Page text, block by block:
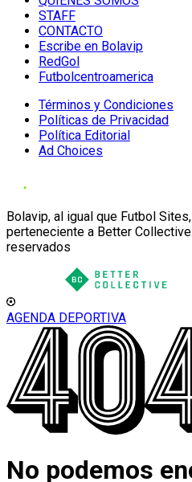
STAFF
CONTACTO
Escribe en Bolavip
RedGol
Futbolcentroamerica
Términos y Condiciones
Políticas de Privacidad
Política Editorial
Ad Choices
Bolavip, al igual que Futbol
perteneciente a Better
reservados
AGENDA DEPORTIVA
No podemos